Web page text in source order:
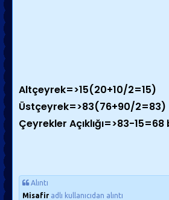
Altçeyrek=>15(20+10/2=15)
Üstçeyrek=>83(76+90/2=83)
Çeyrekler Açıklığı=>83-
Alıntı
Misafir adlı kullanıcıdan alıntı